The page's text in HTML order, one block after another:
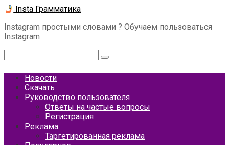
Перейти
контенту
Insta Грамматика
Instagram простыми словами ? Обучаем пользоваться
Instagram
Новости
Скачать
Руководство пользователя
Ответы на частые вопросы
Регистрация
Реклама
Таргетированная реклама